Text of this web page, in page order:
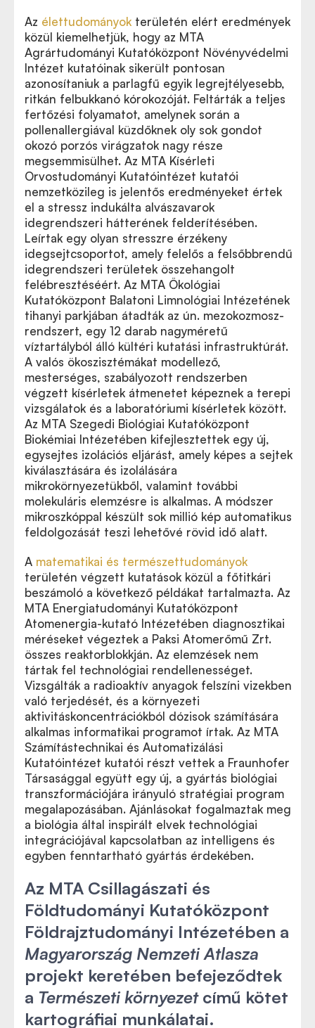
Az élettudományok területén elért eredmények
közül kiemelhetjük, hogy az MTA
Agrártudományi Kutatóközpont Növényvédelmi
Intézet kutatóinak sikerült pontosan
azonosítaniuk a parlagfű egyik legrejtélyesebb,
ritkán felbukkanó kórokozóját. Feltárták a teljes
fertőzési folyamatot, amelynek során a
pollenallergiával küzdőknek oly sok gondot
okozó porzós virágzatok nagy része
megsemmisülhet. Az MTA Kísérleti
Orvostudományi Kutatóintézet kutatói
nemzetközileg is jelentős eredményeket értek
el a stressz indukálta alvászavarok
idegrendszeri hátterének felderítésében.
Leírtak egy olyan stresszre érzékeny
idegsejtcsoportot, amely felelős a felsőbbrendű
idegrendszeri területek összehangolt
felébresztéséért. Az MTA Ökológiai
Kutatóközpont Balatoni Limnológiai Intézetének
tihanyi parkjában átadták az ún. mezokozmosz-
rendszert, egy 12 darab nagyméretű
víztartályból álló kültéri kutatási infrastruktúrát.
A valós ökoszisztémákat modellező,
mesterséges, szabályozott rendszerben
végzett kísérletek átmenetet képeznek a terepi
vizsgálatok és a laboratóriumi kísérletek között.
Az MTA Szegedi Biológiai Kutatóközpont
Biokémiai Intézetében kifejlesztettek egy új,
egysejtes izolációs eljárást, amely képes a sejtek
kiválasztására és izolálására
mikrokörnyezetükből, valamint további
molekuláris elemzésre is alkalmas. A módszer
mikroszkóppal készült sok millió kép automatikus
feldolgozását teszi lehetővé rövid idő alatt.
A matematikai és természettudományok
területén végzett kutatások közül a főtitkári
beszámoló a következő példákat tartalmazta. Az
MTA Energiatudományi Kutatóközpont
Atomenergia-kutató Intézetében diagnosztikai
méréseket végeztek a Paksi Atomerőmű Zrt.
összes reaktorblokkján. Az elemzések nem
tártak fel technológiai rendellenességet.
Vizsgálták a radioaktív anyagok felszíni vizekben
való terjedését, és a környezeti
aktivitáskoncentrációkból dózisok számítására
alkalmas informatikai programot írtak. Az MTA
Számítástechnikai és Automatizálási
Kutatóintézet kutatói részt vettek a Fraunhofer
Társasággal együtt egy új, a gyártás biológiai
transzformációjára irányuló stratégiai program
megalapozásában. Ajánlásokat fogalmaztak meg
a biológia által inspirált elvek technológiai
integrációjával kapcsolatban az intelligens és
egyben fenntartható gyártás érdekében.
Az MTA Csillagászati és
Földtudományi Kutatóközpont
Földrajztudományi Intézetében a
Magyarország Nemzeti Atlasza
projekt keretében befejeződtek
a Természeti környezetcímű kötet
kartográfiai munkálatai.